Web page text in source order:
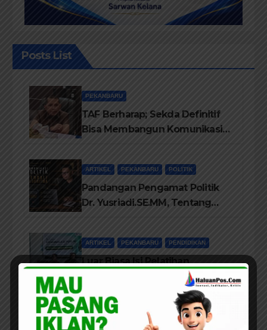
Posts List
PEKANBARU
TAF Berharap; Sekda Definitif
Bisa Membangun Komunikasi
ARTIKEL PEKANBARU POLITIK
Pandangan Pengamat Politik
Dr. Yusriadi.SE.MM, Tentang
ARTIKEL PEKANBARU PENDIDIKAN
Luar Biasa Isi Pelatihan
Komunikasi Publik, Liza Fitriani
Sampaikan Materi Dari Keluhan
Menjadi Aspirasi
PEKANBARU